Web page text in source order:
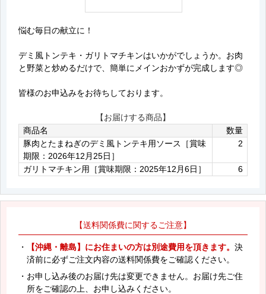
悩む毎日の献立に！
デミ風トンテキ・ガリトマチキンはいかがでしょうか。お肉
と野菜と炒めるだけで、簡単にメインおかずが完成します◎
皆様のお申込みをお待ちしております。
【お届けする商品】
商品名
数量
豚肉とたまねぎのデミ風トンテキ用ソース［賞味
期限：2026年12月25日］
2
ガリトマチキン用［賞味期限：2025年12月6日］ 6
【送料関係費に関するご注意】
・ 【沖縄・離島】にお住まいの方は別途費用を頂きます。 決
済前に必ずご注文内容の送料関係費をご確認ください。
・お申し込み後のお届け先は変更できません。お届け先ご住
所をご確認の上、お申し込みください。